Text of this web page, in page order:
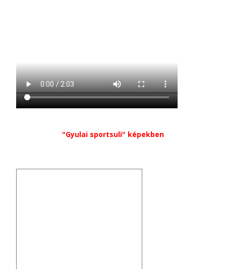
"Gyulai sportsuli" képekben